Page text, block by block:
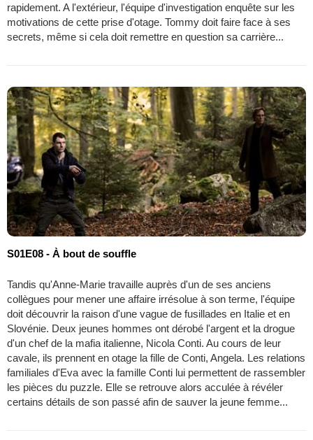
rapidement. A l'extérieur, l'équipe d'investigation enquête sur les
motivations de cette prise d'otage. Tommy doit faire face à ses
secrets, même si cela doit remettre en question sa carrière...
S01E08 - À bout de souffle
Tandis qu'Anne-Marie travaille auprès d'un de ses anciens
collègues pour mener une affaire irrésolue à son terme, l'équipe
doit découvrir la raison d'une vague de fusillades en Italie et en
Slovénie. Deux jeunes hommes ont dérobé l'argent et la drogue
d'un chef de la mafia italienne, Nicola Conti. Au cours de leur
cavale, ils prennent en otage la fille de Conti, Angela. Les relations
familiales d'Eva avec la famille Conti lui permettent de rassembler
les pièces du puzzle. Elle se retrouve alors acculée à révéler
certains détails de son passé afin de sauver la jeune femme...